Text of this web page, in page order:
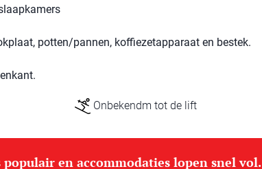
potten/pannen, koffiezetapparaat en bestek.
Onbekendm tot de lift
en accommodaties lopen snel vol.